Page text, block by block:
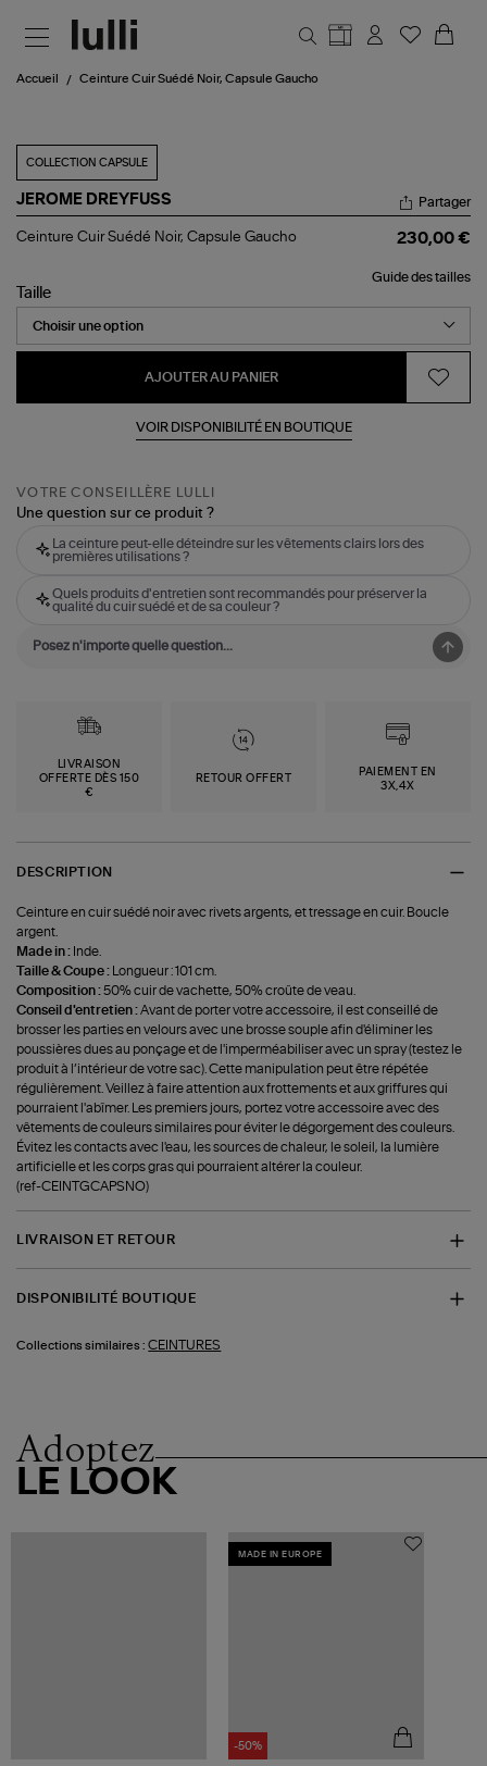
Accueil Ceinture Cuir Suédé Noir, Capsule Gaucho
COLLECTION CAPSULE
JEROME DREYFUSS
Ceinture
Noir,
Capsule
Gaucho
Partager
Ceinture Cuir Suédé Noir, Capsule Gaucho 230,00 €
Guide des tailles
Taille
AJOUTER AU PANIER
VOIR DISPONIBILITÉ EN BOUTIQUE
VOTRE CONSEILLÈRE LULLI
Une question sur ce produit ?
La ceinture peut-elle déteindre sur les vêtements clairs lors des
premières utilisations ?
Quels produits d'entretien sont recommandés pour préserver la
qualité du cuir suédé et de sa couleur ?
LIVRAISON
OFFERTE DÈS 150
€
RETOUR OFFERT
PAIEMENT EN
3X,4X
DESCRIPTION
Ceinture en cuir suédé noir avec rivets argents, et tressage en cuir. Boucle
argent.
Made in : Inde.
Taille & Coupe :
Longueur : 101 cm.
Composition :50% cuir de vachette, 50% croûte de veau.
Conseil d'entretien :Avant de porter votre accessoire, il est conseillé de
brosser les parties en velours avec une brosse souple afin d'éliminer les
poussières dues au ponçage et de l'imperméabiliser avec un spray (testez le
produit à l’intérieur de votre sac). Cette manipulation peut être répétée
régulièrement. Veillez à faire attention aux frottements et aux griffures qui
pourraient l'abîmer. Les premiers jours, portez votre accessoire avec des
vêtements de couleurs similaires pour éviter le dégorgement des couleurs.
Évitez les contacts avec l'eau, les sources de chaleur, le soleil, la lumière
artificielle et les corps gras qui pourraient altérer la couleur.
(ref-CEINTGCAPSNO)
LIVRAISON ET RETOUR
DISPONIBILITÉ BOUTIQUE
Collections similaires : CEINTURES
Adoptez
LE LOOK
MADE IN EUROPE
-50%